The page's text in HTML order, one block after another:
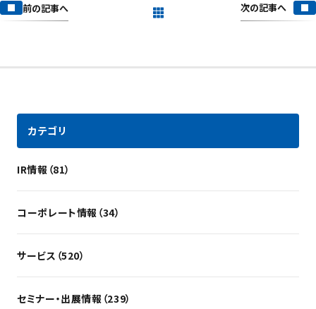
前の記事へ 次の記事へ
カテゴリ
IR情報（81）
コーポレート情報（34）
サービス（520）
セミナー・出展情報（239）